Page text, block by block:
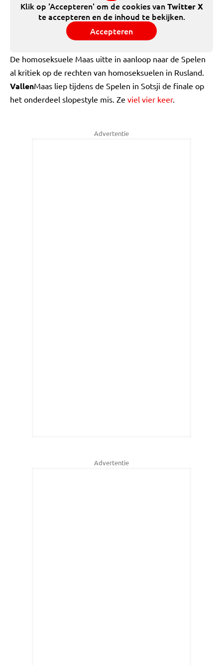
Klik op 'Accepteren' om de cookies vanTwitter X
te accepteren en de inhoud te bekijken.
Accepteren
De homoseksuele Maas uitte in aanloop naar de Spelen
al kritiek op de rechten van homoseksuelen in Rusland.
VallenMaas liep tijdens de Spelen in Sotsji de finale op
het onderdeel slopestyle mis. Ze viel vier keer.
Advertentie
Advertentie